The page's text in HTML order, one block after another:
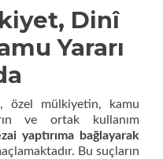
Dinî
Yararı
, özel mülkiyetin, kamu
ve ortak kullanım
yaptırıma bağlayarak
Bu suçların